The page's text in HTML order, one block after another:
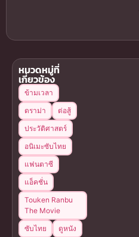
หมวดหมู่ที่
เกี่ยวข้อง
ข้ามเวลา
ดราม่า
ต่อสู้
ประวัติศาสตร์
อนิเมะซับไทย
แฟนตาซี
แอ็คชั่น
Touken Ranbu
The Movie
ซับไทย
ดูหนัง